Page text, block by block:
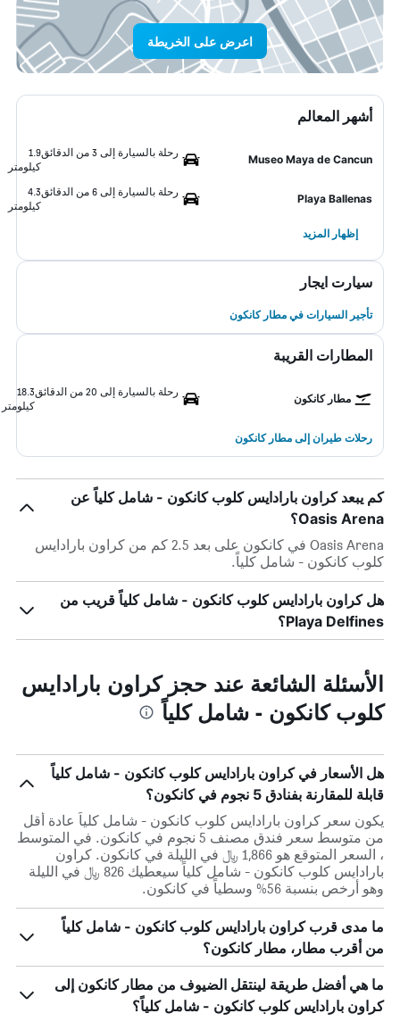
اعرض على الخريطة
أشهر المعالم
Museo Maya de Cancun
رحلة بالسيارة إلى 3 من الدقائق
1.9
كيلومتر
Playa Ballenas
رحلة بالسيارة إلى 6 من الدقائق
4.3
كيلومتر
إظهار المزيد
سيارت ايجار
تأجير السيارات في مطار كانكون
المطارات القريبة
مطار كانكون
رحلة بالسيارة إلى 20 من الدقائق
18.3
كيلومتر
رحلات طيران إلى مطار كانكون
كم يبعد كراون بارادايس كلوب كانكون - شامل كلياً عن
Oasis Arena؟
Oasis Arena في كانكون على بعد 2.5 كم من كراون بارادايس
كلوب كانكون - شامل كلياً.
هل كراون بارادايس كلوب كانكون - شامل كلياً قريب من
Playa Delfines؟
الأسئلة الشائعة عند حجز كراون بارادايس
كلوب كانكون - شامل كلياً
هل الأسعار في كراون بارادايس كلوب كانكون - شامل كلياً
قابلة للمقارنة بفنادق 5 نجوم في كانكون؟
يكون سعر كراون بارادايس كلوب كانكون - شامل كلياً عادة أقل
من متوسط ​​سعر فندق مصنف 5 نجوم في كانكون. في المتوسط
، السعر المتوقع هو 1,866 ﷼ في الليلة في كانكون. كراون
بارادايس كلوب كانكون - شامل كلياً سيعطيك 826 ﷼ في الليلة
وهو أرخص بنسبة 56% وسطياً في كانكون.
ما مدى قرب كراون بارادايس كلوب كانكون - شامل كلياً
من أقرب مطار، مطار كانكون؟
ما هي أفضل طريقة لينتقل الضيوف من مطار كانكون إلى
كراون بارادايس كلوب كانكون - شامل كلياً؟